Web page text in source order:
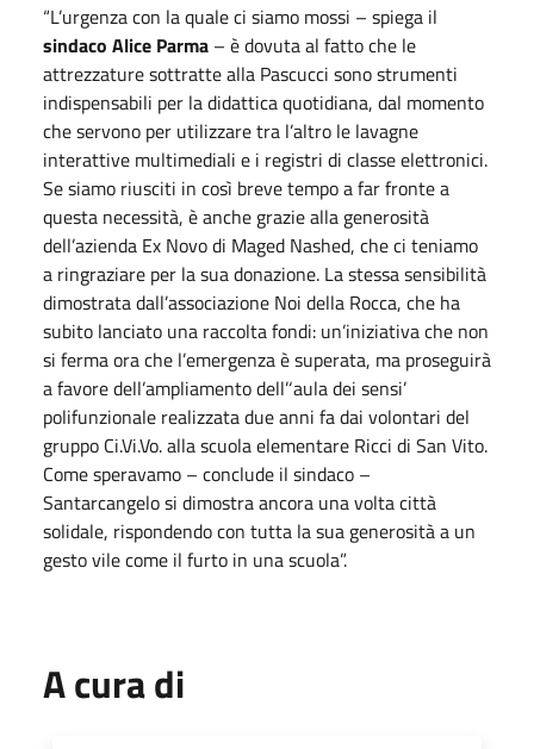
“L’urgenza con la quale ci siamo mossi – spiega il
sindaco Alice Parma – è dovuta al fatto che le
attrezzature sottratte alla Pascucci sono strumenti
indispensabili per la didattica quotidiana, dal momento
che servono per utilizzare tra l’altro le lavagne
interattive multimediali e i registri di classe elettronici.
Se siamo riusciti in così breve tempo a far fronte a
questa necessità, è anche grazie alla generosità
dell’azienda Ex Novo di Maged Nashed, che ci teniamo
a ringraziare per la sua donazione. La stessa sensibilità
dimostrata dall’associazione Noi della Rocca, che ha
subito lanciato una raccolta fondi: un’iniziativa che non
si ferma ora che l’emergenza è superata, ma proseguirà
a favore dell’ampliamento dell’‘aula dei sensi’
polifunzionale realizzata due anni fa dai volontari del
gruppo Ci.Vi.Vo. alla scuola elementare Ricci di San Vito.
Come speravamo – conclude il sindaco –
Santarcangelo si dimostra ancora una volta città
solidale, rispondendo con tutta la sua generosità a un
gesto vile come il furto in una scuola”.
A cura di